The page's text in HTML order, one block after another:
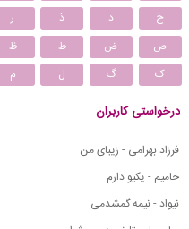
خ
د ذ ر
ص
ض ط ظ
ک
گ ل م
درخواستی کاربران
فرزاد بهرامی - زیبای من
حامیم - یکیو دارم
نیواد - نیمه گمشدمی